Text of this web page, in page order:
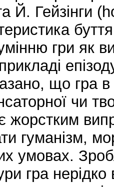
Й.
гри як
що гра в
чи
жорстким
гуманізм,
умовах.
гра